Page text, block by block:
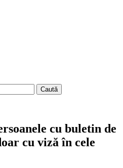
cu buletin de
cu viză în cele